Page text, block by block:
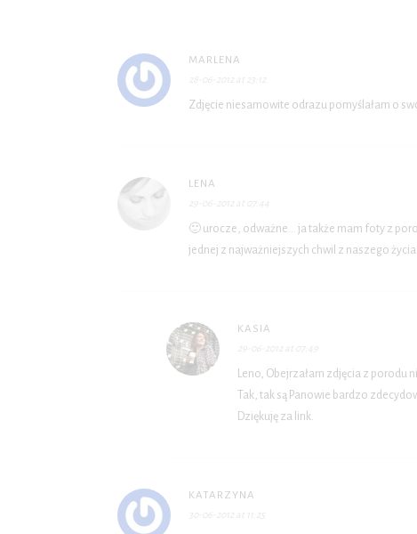
MARLENA
Zdjęcie niesamowite odrazu pomyślałam o
LENA
🙂 urocze, odważne… ja także mam foty z
jednej z najważniejszych chwil z naszego
KASIA
Leno, Obejrzałam zdjęcia z porodu
Tak, tak są Panowie bardzo
Dziękuję za link.
KATARZYNA